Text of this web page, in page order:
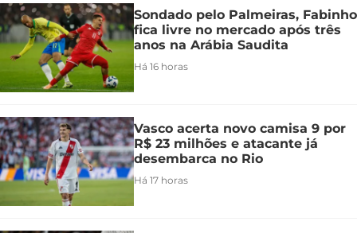
Sondado pelo Palmeiras, Fabinho
fica livre no mercado após três
anos na Arábia Saudita
Há 16 horas
Vasco acerta novo camisa 9 por
R$ 23 milhões e atacante já
desembarca no Rio
Há 17 horas